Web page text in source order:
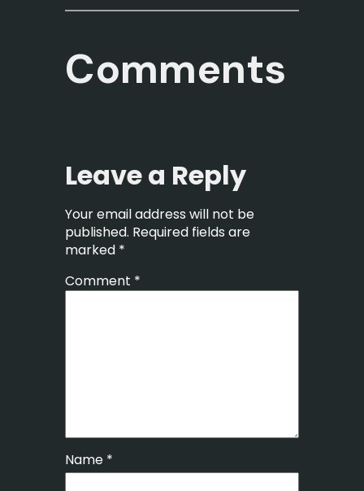
Comments
Leave a Reply
Your email address will not be
published. Required fields are
marked *
Comment *
Name *